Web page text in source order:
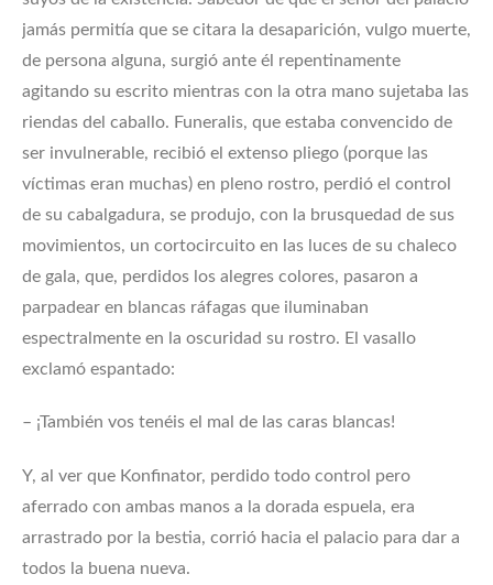
jamás permitía que se citara la desaparición, vulgo muerte,
de persona alguna, surgió ante él repentinamente
agitando su escrito mientras con la otra mano sujetaba las
riendas del caballo. Funeralis, que estaba convencido de
ser invulnerable, recibió el extenso pliego (porque las
víctimas eran muchas) en pleno rostro, perdió el control
de su cabalgadura, se produjo, con la brusquedad de sus
movimientos, un cortocircuito en las luces de su chaleco
de gala, que, perdidos los alegres colores, pasaron a
parpadear en blancas ráfagas que iluminaban
espectralmente en la oscuridad su rostro. El vasallo
exclamó espantado:
– ¡También vos tenéis el mal de las caras blancas!
Y, al ver que Konfinator, perdido todo control pero
aferrado con ambas manos a la dorada espuela, era
arrastrado por la bestia, corrió hacia el palacio para dar a
todos la buena nueva.